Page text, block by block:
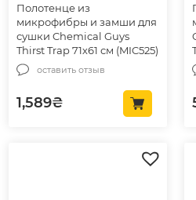
Полотенце из
микрофибры и замши для
сушки Chemical Guys
Thirst Trap 71х61 см (MIC525)
оставить отзыв
1,589₴